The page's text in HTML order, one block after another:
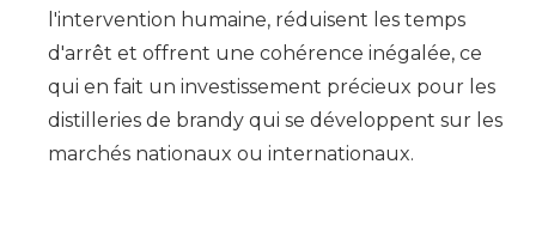
l'intervention humaine, réduisent les temps
d'arrêt et offrent une cohérence inégalée, ce
qui en fait un investissement précieux pour les
distilleries de brandy qui se développent sur les
marchés nationaux ou internationaux.